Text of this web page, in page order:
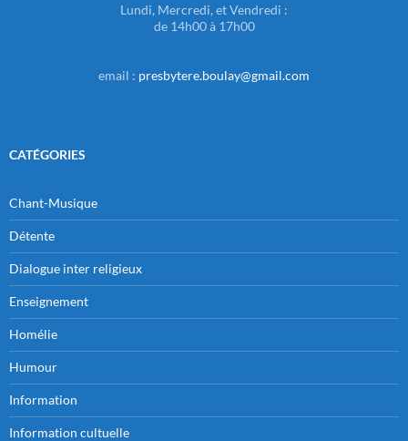
Lundi, Mercredi, et Vendredi :
de 14h00 à 17h00
email : presbytere.boulay@gmail.com
CATÉGORIES
Chant-Musique
Détente
Dialogue inter religieux
Enseignement
Homélie
Humour
Information
Information cultuelle